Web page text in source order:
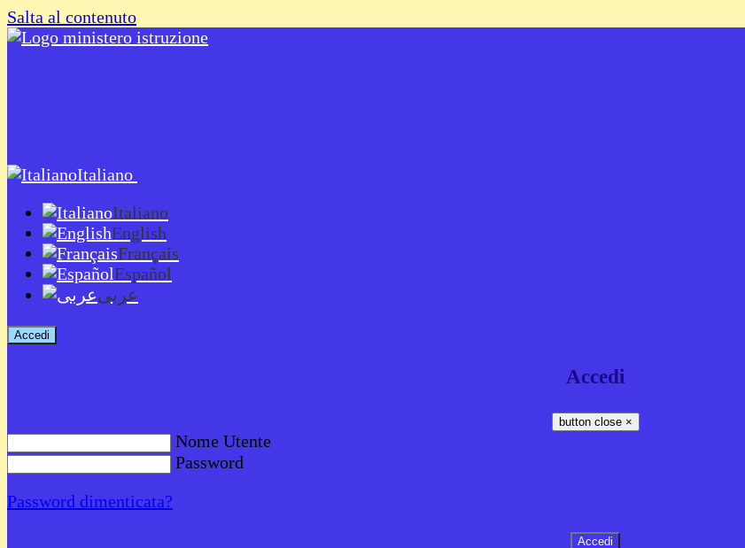
Salta al contenuto
Italiano
Italiano
English
Français
Español
عربى
Accedi
Accedi
button close ×
Nome Utente
Password
Password dimenticata?